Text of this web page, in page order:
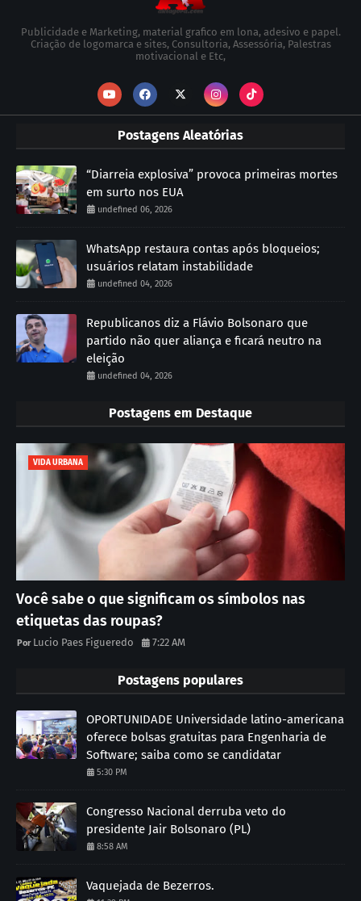
Publicidade e Marketing, material grafico em lona, adesivo e papel.
Criação de logomarca e sites, Consultoria, Assessória, Palestras
motivacional e Etc,
Postagens Aleatórias
“Diarreia explosiva” provoca primeiras mortes
em surto nos EUA
undefined 06, 2026
WhatsApp restaura contas após bloqueios;
usuários relatam instabilidade
undefined 04, 2026
Republicanos diz a Flávio Bolsonaro que
partido não quer aliança e ficará neutro na
eleição
undefined 04, 2026
Postagens em Destaque
VIDA URBANA
Você sabe o que significam os símbolos nas
etiquetas das roupas?
Lucio Paes Figueredo 7:22 AM
Postagens populares
OPORTUNIDADE Universidade latino-americana
oferece bolsas gratuitas para Engenharia de
Software; saiba como se candidatar
5:30 PM
Congresso Nacional derruba veto do
presidente Jair Bolsonaro (PL)
8:58 AM
Vaquejada de Bezerros.